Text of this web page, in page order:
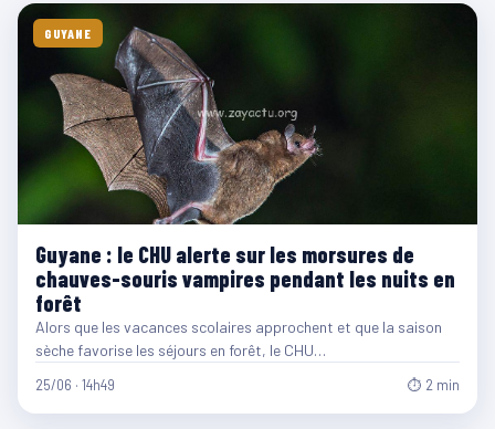
GUYANE
Guyane : le CHU alerte sur les morsures de
chauves-souris vampires pendant les nuits en
forêt
Alors que les vacances scolaires approchent et que la saison
sèche favorise les séjours en forêt, le CHU…
25/06 · 14h49 ⏱ 2 min